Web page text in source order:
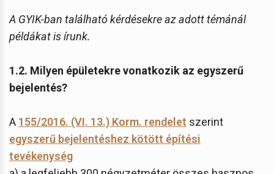
A GYIK-ban található kérdésekre az adott témánál
példákat is írunk.
1.2. Milyen épületekre vonatkozik az egyszerű
bejelentés?
A 155/2016. (VI. 13.) Korm. rendelet szerint
egyszerű bejelentéshez kötött építési
tevékenység